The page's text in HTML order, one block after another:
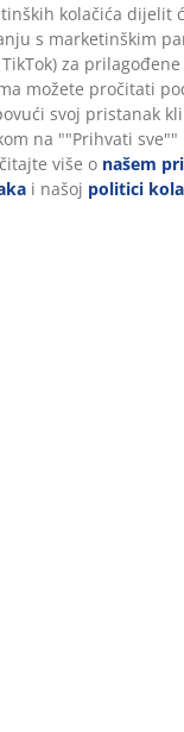
novogodišnja
rasvjeta
raspoloženje
kolačića dijelit
s marketinškim
za
možete pročitati
svoj pristanak
na ""Prihvati
više o našem
i našoj politici